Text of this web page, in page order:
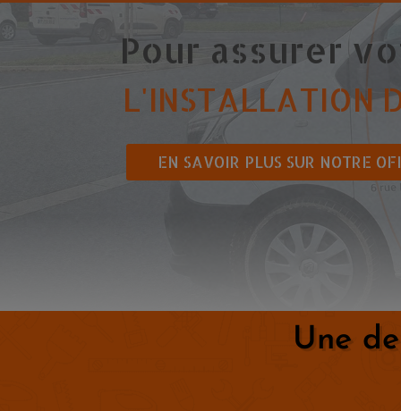
L'INSTALLATION
EN SAVOIR PLUS SUR NOTRE
Pour assurer
Une